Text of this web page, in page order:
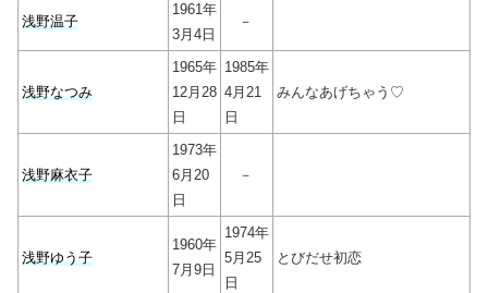
浅野温子
1961年
3月4日
－
浅野なつみ
1965年
12月28
日
1985年
4月21
日
みんなあげちゃう♡
浅野麻衣子
1973年
6月20
日
－
浅野ゆう子
1960年
7月9日
1974年
5月25
日
とびだせ初恋